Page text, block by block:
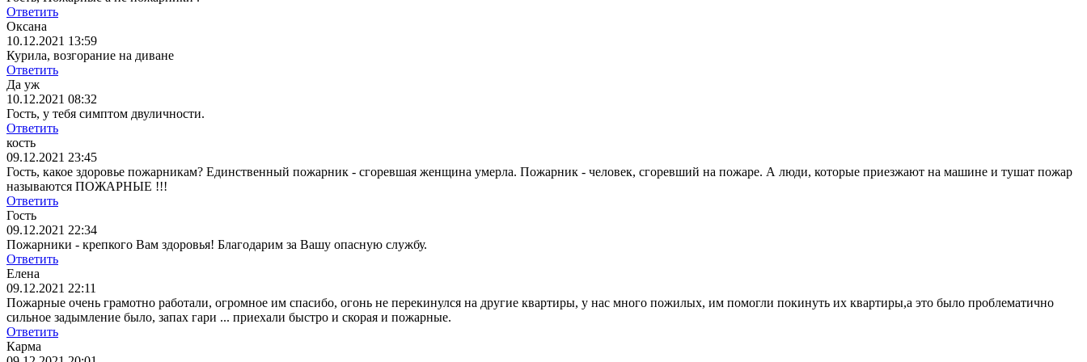
Ответить
Оксана
10.12.2021 13:59
Курила, возгорание на диване
Ответить
Да уж
10.12.2021 08:32
Гость, у тебя симптом двуличности.
Ответить
кость
09.12.2021 23:45
Гость, какое здоровье пожарникам? Единственный пожарник - сгоревшая женщина умерла. Пожарник - человек, сгоревший на пожаре. А люди, которые приезжают на машине и тушат пожар
называются ПОЖАРНЫЕ !!!
Ответить
Гость
09.12.2021 22:34
Пожарники - крепкого Вам здоровья! Благодарим за Вашу опасную службу.
Ответить
Елена
09.12.2021 22:11
Пожарные очень грамотно работали, огромное им спасибо, огонь не перекинулся на другие квартиры, у нас много пожилых, им помогли покинуть их квартиры,а это было проблематично
сильное задымление было, запах гари ... приехали быстро и скорая и пожарные.
Ответить
Карма